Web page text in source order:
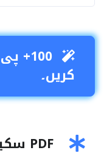
کریں۔
PDF سکیورٹی ٹولز